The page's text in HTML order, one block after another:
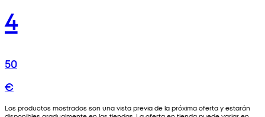
4
50
€
Los productos mostrados son una vista previa de la próxima oferta y estarán